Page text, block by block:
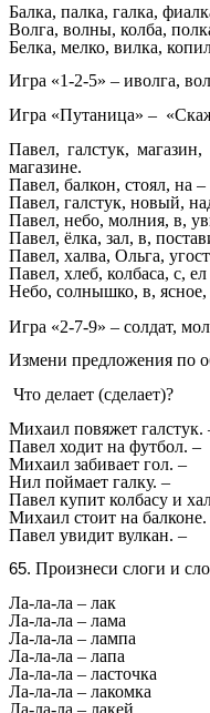
Балка, палка, галка,
Волга, волны, колба,
Белка, мелко, вилка,
Игра «1-2-5» – иволга,
Игра «Путаница» –
Павел, галстук,
магазине.
Павел, балкон, стоял, на –
Павел, галстук, новый,
Павел, небо, молния, в,
Павел, ёлка, зал, в,
Павел, халва, Ольга,
Павел, хлеб, колбаса, с, ел
Небо, солнышко, в, ясное,
Игра «2-7-9» – солдат,
Измени предложения по
Что делает
Михаил повяжет галстук.
Павел ходит на футбол. –
Михаил забивает гол. –
Нил поймает галку. –
Павел купит колбасу и
Михаил стоит на балконе.
Павел увидит вулкан. –
Произнеси слоги и
Ла-ла-ла – лак
Ла-ла-ла – лама
Ла-ла-ла – лампа
Ла-ла-ла – лапа
Ла-ла-ла –
Ла-ла-ла – лакомка
Ла-ла-ла – лакей